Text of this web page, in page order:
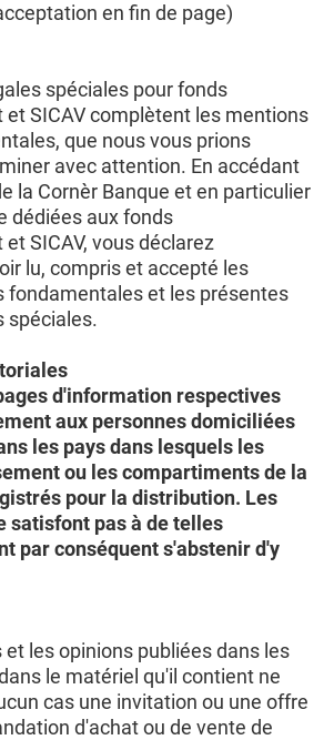
en fin de page)
spéciales pour fonds
SICAV complètent les mentions
que nous vous prions
avec attention. En accédant
la Cornèr Banque et en particulier
dédiées aux fonds
SICAV, vous déclarez
lu, compris et accepté les
fondamentales et les présentes
spéciales.
d'information respectives
aux personnes domiciliées
les pays dans lesquels les
ou les compartiments de la
pour la distribution. Les
satisfont pas à de telles
par conséquent s'abstenir d'y
les opinions publiées dans les
le matériel qu'il contient ne
cas une invitation ou une offre
d'achat ou de vente de